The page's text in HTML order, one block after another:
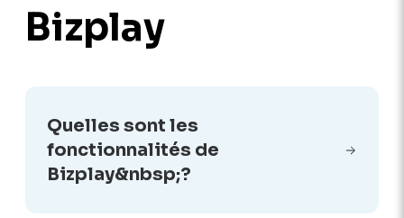
Bizplay
Quelles sont les
fonctionnalités de
Bizplay&nbsp;?